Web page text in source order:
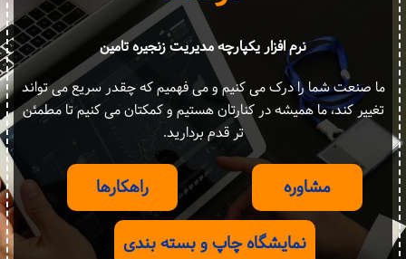
نرم افزار یکپارچه مدیریت زنجیره تامین
ما صنعت شما را درک می کنیم و می فهمیم که چقدر سریع می تواند
تغییر کند، ما همیشه در کنارتان هستیم و کمکتان می کنیم تا مطمئن
تر قدم بردارید.
مشاوره
راهکارها
نمایشگاه چاپ و بسته بندی